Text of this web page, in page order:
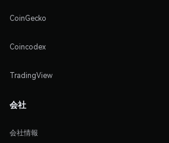
CoinGecko
Coincodex
TradingView
会社
会社情報